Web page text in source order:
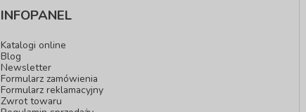
INFOPANEL
Katalogi online
Blog
Newsletter
Formularz zamówienia
Formularz reklamacyjny
Zwrot towaru